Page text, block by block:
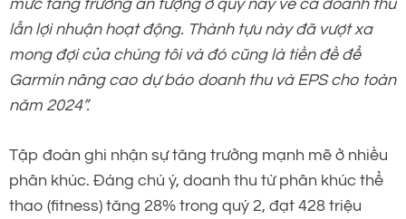
mức tăng trưởng ấn tượng ở quý này về cả doanh thu
lẫn lợi nhuận hoạt động. Thành tựu này đã vượt xa
mong đợi của chúng tôi và đó cũng là tiền đề để
Garmin nâng cao dự báo doanh thu và EPS cho toàn
năm 2024”.
Tập đoàn ghi nhận sự tăng trưởng mạnh mẽ ở nhiều
phân khúc. Đáng chú ý, doanh thu từ phân khúc thể
thao (fitness) tăng 28% trong quý 2, đạt 428 triệu